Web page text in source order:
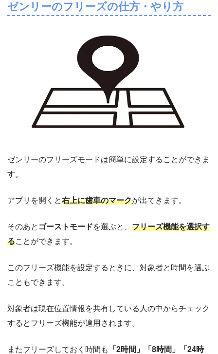
ゼンリーのフリーズの仕方・やり方
ゼンリーのフリーズモードは簡単に設定することができま
す。
アプリを開くと右上に歯車のマークが出てきます。
そのあと ゴーストモードを選ぶと、 フリーズ機能を選択す
ることができます。
このフリーズ機能を設定するときに、対象者と時間を選ぶ
こともできます。
対象者は現在位置情報を共有している人の中からチェック
するとフリーズ機能が適用されます。
またフリーズしておく時間も
「2時間」「8時間」「24時